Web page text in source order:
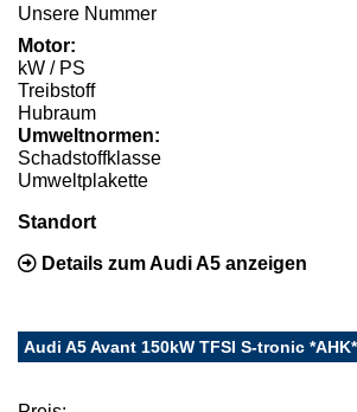
Unsere Nummer
Motor:
kW / PS
Treibstoff
Hubraum
Umweltnormen:
Schadstoffklasse
Umweltplakette
Standort
Details zum Audi A5 anzeigen
Audi A5 Avant 150kW TFSI S-tronic